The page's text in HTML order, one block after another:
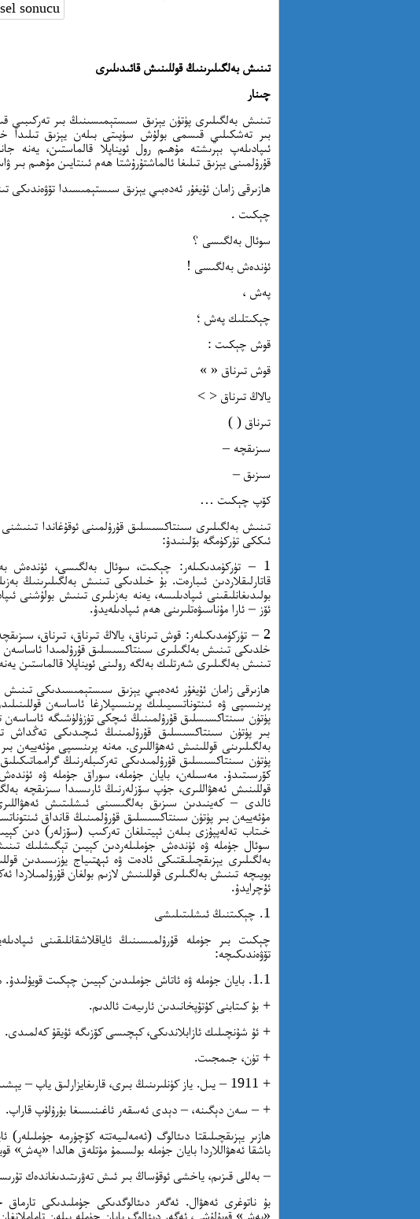
تىنىش بەلگىلىرىنىڭ قوللىنىش قائىدىلىرى
چىنار
تىنىش بەلگىلىرى پۈتۈن يېزىق سىستېمىسىنىڭ بىر
بىر تەشكىلىي قىسمى بولۇش سۈپىتى بىلەن يېزىق تىلىدا
ئىپادىلەپ بېرىشتە مۇھىم رول ئويناپلا قالماستىن، يەنە
قۇرۇلمىنى يېزىق تىلىغا ئالماشتۇرۇشتا ھەم ئىنتايىن مۇھىم بىر
ھازىرقى زامان ئۇيغۇر ئەدەبىي يېزىق سىستېمىسىدا تۆۋەندىكى
چېكىت .
سوئال بەلگىسى ؟
ئۈندەش بەلگىسى !
پەش ،
چېكىتلىك پەش ؛
قوش چېكىت :
قوش تىرناق « »
يالاڭ تىرناق < >
تىرناق ( )
سىزىقچە –
سىزىق –
كۆپ چېكىت …
تىنىش بەلگىلىرى سىنتاكسىسلىق قۇرۇلمىنى ئوقۇغاندا
ئىككى تۈركۈمگە بۆلىنىدۇ:
1 – تۈركۈمدىكىلەر: چېكىت، سوئال بەلگىسى،
قاتارلىقلاردىن ئىبارەت. بۇ خىلدىكى تىنىش بەلگىلىرىنىڭ
بولىدىغانلىقىنى ئىپادىلىسە، يەنە بەزىلىرى تىنىش بولۇشنى
ئۆز – ئارا مۇناسىۋەتلىرىنى ھەم ئىپادىلەيدۇ.
2 – تۈركۈمدىكىلەر: قوش تىرناق، يالاڭ تىرناق، تىرناق،
خلدىكى تىنىش بەلگىلىرى سىنتاكسىسلىق قۇرۇلمىدا ئاساسەن
تىنىش بەلگىلىرى شەرتلىك بەلگە رولىنى ئويناپلا قالماستىن
ھازىرقى زامان ئۇيغۇر ئەدەبىي يېزىق سىستېمىسىدىكى
پرىنسىپى ۋە ئىنتوناتسىيىلىك پرىنسىپلارغا ئاساسەن
پۈتۈن سىنتاكسىسلىق قۇرۇلمىنىڭ ئىچكى تۈزۈلۈشىگە ئاساسەن
بىر پۈتۈن سىنتاكسىسلىق قۇرۇلمىنىڭ ئىچىدىكى
بەلگىلىرىنى قوللىنىش ئەھۋاللىرى. مەنە پرىنسىپى مۇئەييەن
پۈتۈن سىنتاكسىسلىق قۇرۇلمىدىكى تەركىبلەرنىڭ
كۆرسىتىدۇ. مەسىلەن، بايان جۈملە، سوراق جۈملە ۋە
قوللىنىش ئەھۋاللىرى، جۈپ سۆزلەرنىڭ ئارىسىدا سىزىقچە
ئالدى – كەينىدىن سىزىق بەلگىسىنى ئىشلىتىش
مۇئەييەن بىر پۈتۈن سىنتاكسىسلىق قۇرۇلمىنىڭ قانداق
خىتاب تەلەپپۇزى بىلەن ئېيتىلغان تەركىب (سۆزلەر) دىن
سوئال جۈملە ۋە ئۈندەش جۈملىلەردىن كېيىن تېگىشلىك
بەلگىلىرى يېزىقچىلىقتىكى ئادەت ۋە ئېھتىياج يۈزىسىدىن
بويىچە تىنىش بەلگىلىرى قوللىنىش لازىم بولغان
ئۇچرايدۇ.
1. چېكىتنىڭ ئىشلىتىلىشى
چېكىت بىر جۈملە قۇرۇلمىسىنىڭ ئاياقلاشقانلىقىنى
تۆۋەندىكىچە:
1.1. بايان جۈملە ۋە ئاتاش جۈملىدىن كېيىن چېكىت قويۇلىدۇ. مەسىلەن:
+ بۇ كىتابنى كۇتۇپخانىدىن ئارىيەت ئالدىم.
+ ئۇ شۇنچىلىك ئازابلاندىكى، كېچىسى كۆزىگە ئۇيقۇ كەلمىدى.
+ تۈن، جىمجىت.
+ 1911 – يىل. ياز كۈنلىرىنىڭ بىرى، قارىغايزارلىق ياپ – يېشىل جىلغا.
+ – سەن دېگىنە، – دېدى ئەسقەر ئاغىنىسىغا بۇرۇلۇپ قاراپ.
ھازىر يېزىقچىلىقتا دىئالوگ (ئەمەلىيەتتە كۆچۈرمە
باشقا ئەھۋاللاردا بايان جۈملە بولسىمۇ مۇتلەق ھالدا «پەش»
– بەللى قىزىم، ياخشى ئوقۇساڭ بىر ئىش تەۋرىتىدىغاندەك
بۇ ناتوغرى ئەھۋال. ئەگەر دىئالوگدىكى جۈملىدىكى
«پەش» قويۇلۇشى، ئەگەر دىئالوگ بايان جۈملە بىلەن